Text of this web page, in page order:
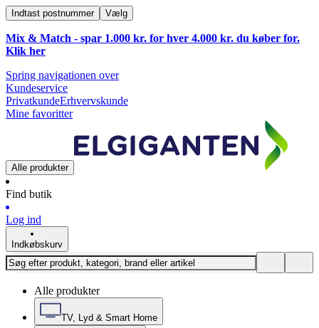
Indtast postnummer Vælg
Mix & Match - spar 1.000 kr. for hver 4.000 kr. du køber for.
Klik her
Spring navigationen over
Kundeservice
PrivatkundeErhvervskunde
Mine favoritter
Alle produkter
Find butik
Log ind
Indkøbskurv
Alle produkter
TV, Lyd & Smart Home